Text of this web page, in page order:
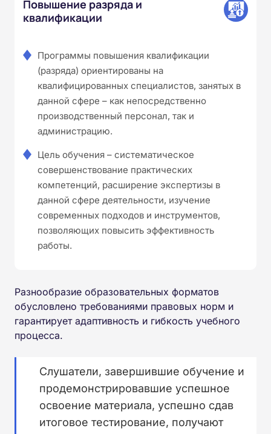
Повышение разряда и
квалификации
Программы повышения квалификации
(разряда) ориентированы на
квалифицированных специалистов, занятых в
данной сфере – как непосредственно
производственный персонал, так и
администрацию.
Цель обучения – систематическое
совершенствование практических
компетенций, расширение экспертизы в
данной сфере деятельности, изучение
современных подходов и инструментов,
позволяющих повысить эффективность
работы.
Разнообразие образовательных форматов
обусловлено требованиями правовых норм и
гарантирует адаптивность и гибкость учебного
процесса.
Слушатели, завершившие обучение и
продемонстрировавшие успешное
освоение материала, успешно сдав
итоговое тестирование, получают